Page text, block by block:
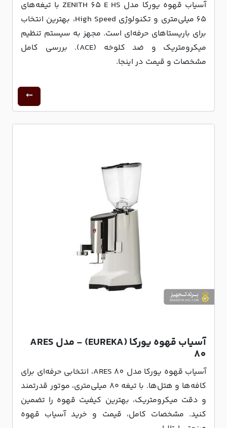
آسیاب قهوه یورکا مدل ZENITH 65 E HS با تیغه‌های
65 میلی‌متری و تکنولوژی High Speed، بهترین انتخاب
برای باریستاهای حرفه‌ای است. مجهز به سیستم تنظیم
میکرومتریک و ضد کلوخه (ACE). بررسی کامل
مشخصات و قیمت در اینجا.
آسیاب قهوه یورکا (EUREKA) - مدل ARES
80
آسیاب قهوه یورکا مدل ARES 80، انتخابی حرفه‌ای برای
کافه‌ها و هتل‌ها. با تیغه ۸۰ میلی‌متری، موتور قدرتمند
و دقت میکرومتریک، بهترین کیفیت قهوه را تضمین
کنید. مشخصات کامل، قیمت و خرید آسیاب قهوه